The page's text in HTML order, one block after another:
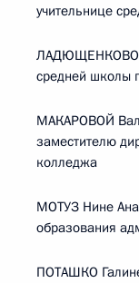
учительнице
ЛАДЮЩЕНКОВОЙ
средней школы
МАКАРОВОЙ
заместителю
колледжа
МОТУЗ Нине
образования
ПОТАШКО